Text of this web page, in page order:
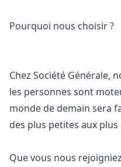
Pourquoi nous choisir ?
Chez Société Générale,
les personnes sont
monde de demain sera
des plus petites aux
Que vous nous